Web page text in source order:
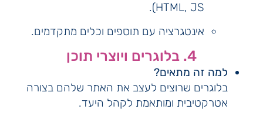
HTML, JS).
אינטגרציה עם תוספים וכלים מתקדמים.
4. בלוגרים ויוצרי תוכן
למה זה מתאים?
בלוגרים שרוצים לעצב את האתר שלהם בצורה
אטרקטיבית ומותאמת לקהל היעד.